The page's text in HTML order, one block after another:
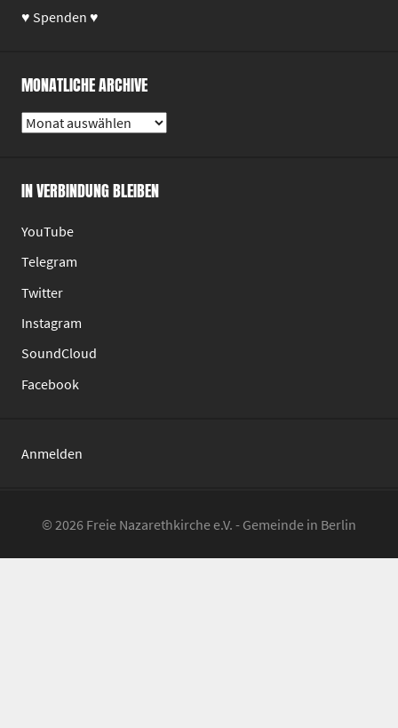
♥ Spenden ♥
MONATLICHE ARCHIVE
Monatliche
IN VERBINDUNG BLEIBEN
YouTube
Telegram
Twitter
Instagram
SoundCloud
Facebook
Anmelden
© 2026 Freie Nazarethkirche e.V. - Gemeinde in Berlin